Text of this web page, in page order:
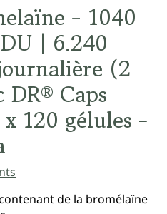
- 1040
| 6.240
(2
Caps
120 gélules -
de la bromélaïne